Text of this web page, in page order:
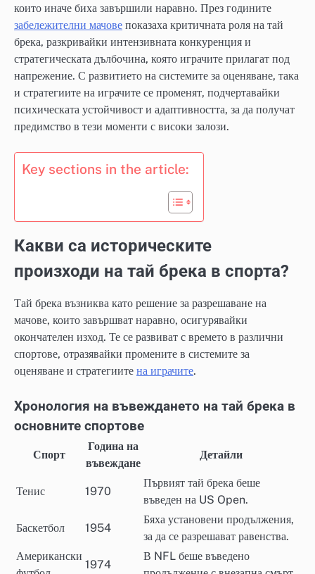
които иначе биха завършили наравно. През годините
забележителни мачове показаха критичната роля на тай
брека, разкривайки интензивната конкуренция и
стратегическата дълбочина, която играчите прилагат под
напрежение. С развитието на системите за оценяване, така
и стратегиите на играчите се променят, подчертавайки
психическата устойчивост и адаптивността, за да получат
предимство в тези моменти с високи залози.
Key sections in the article:
Какви са историческите
произходи на тай брека в спорта?
Тай брека възниква като решение за разрешаване на
мачове, които завършват наравно, осигурявайки
окончателен изход. Те се развиват с времето в различни
спортове, отразявайки промените в системите за
оценяване и стратегиите на играчите.
Хронология на въвеждането на тай брека в
основните спортове
Спорт
Година на
въвеждане
Детайли
Тенис 1970
Първият тай брека беше
въведен на US Open.
Баскетбол 1954
Бяха установени продължения,
за да се разрешават равенства.
Американски
1974
В NFL беше въведено